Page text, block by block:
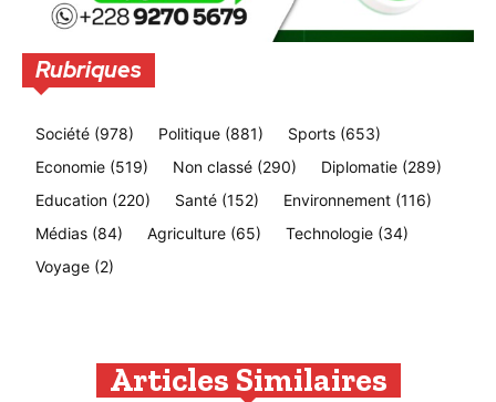
Rubriques
Société (978) Politique (881) Sports (653)
Economie (519) Non classé (290) Diplomatie (289)
Education (220) Santé (152) Environnement (116)
Médias (84) Agriculture (65) Technologie (34)
Voyage (2)
Articles Similaires